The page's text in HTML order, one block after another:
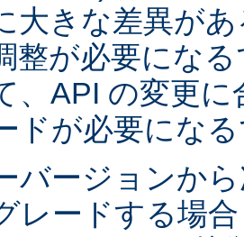
大きな差異が
整が必要にな
、API の変更
ドが必要にな
バージョンか
レードする場